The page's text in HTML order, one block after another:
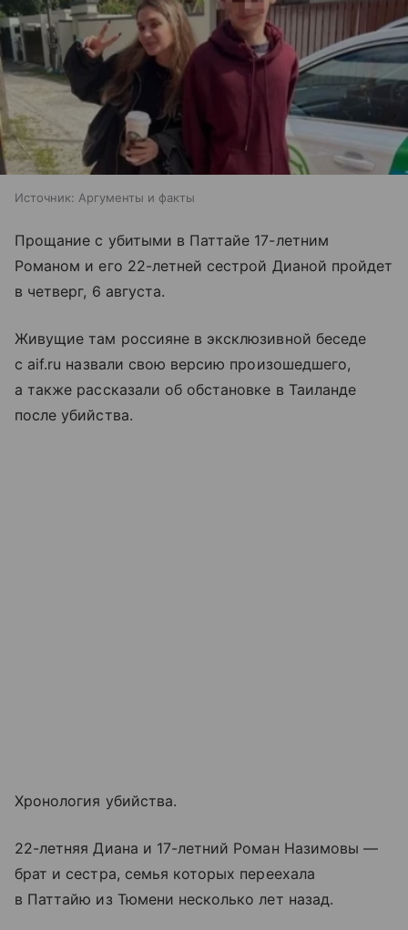
Источник: Аргументы и факты
Прощание с убитыми в Паттайе 17-летним
Романом и его 22-летней сестрой Дианой пройдет
в четверг, 6 августа.
Живущие там россияне в эксклюзивной беседе
с aif.ru назвали свою версию произошедшего,
а также рассказали об обстановке в Таиланде
после убийства.
Хронология убийства.
22-летняя Диана и 17-летний Роман Назимовы —
брат и сестра, семья которых переехала
в Паттайю из Тюмени несколько лет назад.